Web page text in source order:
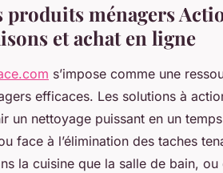
produits ménagers
et achat en ligne
s’impose comme une
efficaces. Les solutions à
un nettoyage puissant en un
face à l’élimination des taches
la cuisine que la salle de bain,